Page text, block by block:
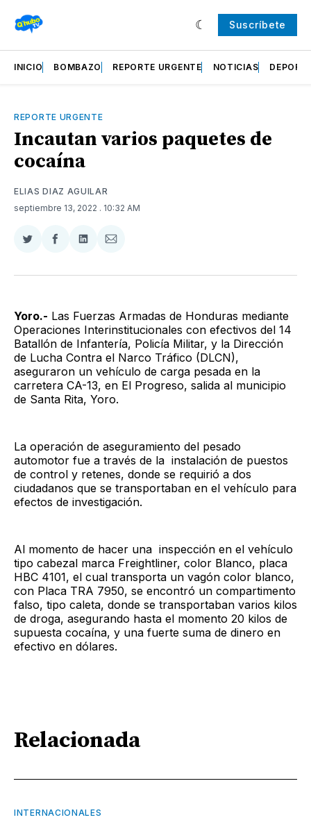
Suscríbete
INICIO BOMBAZO REPORTE URGENTE NOTICIAS
REPORTE URGENTE
Incautan varios paquetes de
cocaína
ELIAS DIAZ AGUILAR
septiembre 13, 2022 . 10:32 AM
Compartir
Twitter
Compartir
Facebook
Compartir
LinkedIn
Compartir
Email
Yoro.- Las Fuerzas Armadas de Honduras mediante
Operaciones Interinstitucionales con efectivos del 14
Batallón de Infantería, Policía Militar, y la Dirección
de Lucha Contra el Narco Tráfico (DLCN),
aseguraron un vehículo de carga pesada en la
carretera CA-13, en El Progreso, salida al municipio
de Santa Rita, Yoro.
La operación de aseguramiento del pesado
automotor fue a través de la instalación de puestos
de control y retenes, donde se requirió a dos
ciudadanos que se transportaban en el vehículo para
efectos de investigación.
Al momento de hacer una inspección en el vehículo
tipo cabezal marca Freightliner, color Blanco, placa
HBC 4101, el cual transporta un vagón color blanco,
con Placa TRA 7950, se encontró un compartimento
falso, tipo caleta, donde se transportaban varios kilos
de droga, asegurando hasta el momento 20 kilos de
supuesta cocaína, y una fuerte suma de dinero en
efectivo en dólares.
Relacionada
INTERNACIONALES